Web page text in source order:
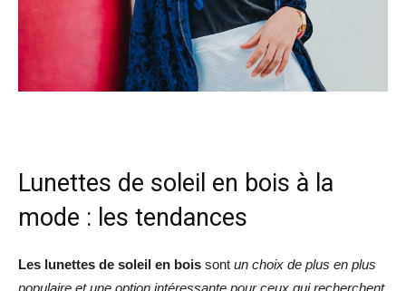
Lunettes de soleil en bois à la
mode : les tendances
Les lunettes de soleil en bois sont un choix de plus en plus